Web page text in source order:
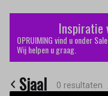
Sjaal
Keskusta
Inspiratie
OPRUIMING vind u onder
Wij helpen u graag.
Sjaal 0 resultaten